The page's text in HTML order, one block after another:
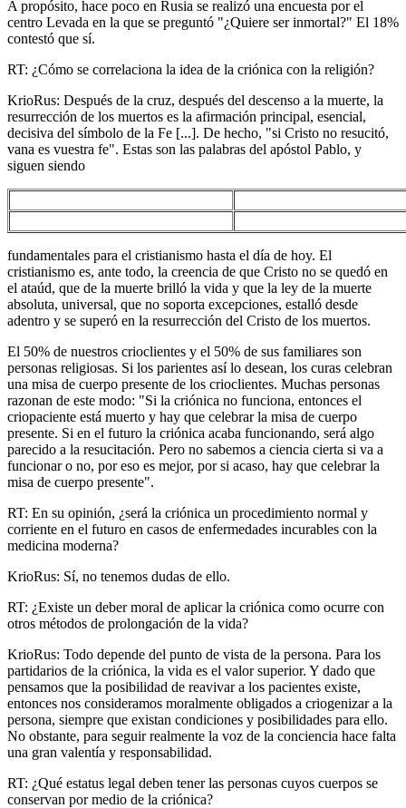
A propósito, hace poco en Rusia se realizó una encuesta por el
centro Levada en la que se preguntó "¿Quiere ser inmortal?" El 18%
contestó que sí.
RT: ¿Cómo se correlaciona la idea de la criónica con la religión?
KrioRus: Después de la cruz, después del descenso a la muerte, la
resurrección de los muertos es la afirmación principal, esencial,
decisiva del símbolo de la Fe [...]. De hecho, "si Cristo no resucitó,
vana es vuestra fe". Estas son las palabras del apóstol Pablo, y
siguen siendo
fundamentales para el cristianismo hasta el día de hoy. El
cristianismo es, ante todo, la creencia de que Cristo no se quedó en
el ataúd, que de la muerte brilló la vida y que la ley de la muerte
absoluta, universal, que no soporta excepciones, estalló desde
adentro y se superó en la resurrección del Cristo de los muertos.
El 50% de nuestros crioclientes y el 50% de sus familiares son
personas religiosas. Si los parientes así lo desean, los curas celebran
una misa de cuerpo presente de los crioclientes. Muchas personas
razonan de este modo: "Si la criónica no funciona, entonces el
criopaciente está muerto y hay que celebrar la misa de cuerpo
presente. Si en el futuro la criónica acaba funcionando, será algo
parecido a la resucitación. Pero no sabemos a ciencia cierta si va a
funcionar o no, por eso es mejor, por si acaso, hay que celebrar la
misa de cuerpo presente".
RT: En su opinión, ¿será la criónica un procedimiento normal y
corriente en el futuro en casos de enfermedades incurables con la
medicina moderna?
KrioRus: Sí, no tenemos dudas de ello.
RT: ¿Existe un deber moral de aplicar la criónica como ocurre con
otros métodos de prolongación de la vida?
KrioRus: Todo depende del punto de vista de la persona. Para los
partidarios de la criónica, la vida es el valor superior. Y dado que
pensamos que la posibilidad de reavivar a los pacientes existe,
entonces nos consideramos moralmente obligados a criogenizar a la
persona, siempre que existan condiciones y posibilidades para ello.
No obstante, para seguir realmente la voz de la conciencia hace falta
una gran valentía y responsabilidad.
RT: ¿Qué estatus legal deben tener las personas cuyos cuerpos se
conservan por medio de la criónica?